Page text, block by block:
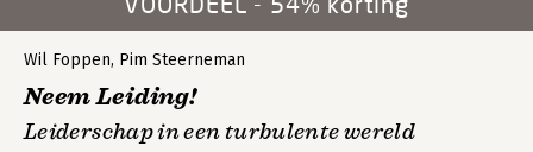
Wil Foppen, Pim Steerneman
Neem Leiding!
Leiderschap in een turbulente wereld